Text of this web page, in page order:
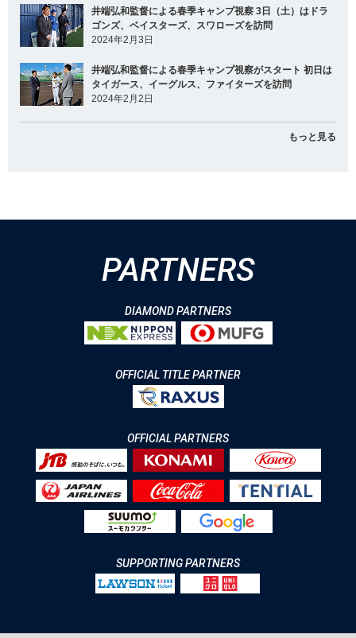
井端弘和監督による春季キャンプ視察 3日（土）はドラ
ゴンズ、ベイスターズ、スワローズを訪問
2024年2月3日
井端弘和監督による春季キャンプ視察がスタート 初日は
タイガース、イーグルス、ファイターズを訪問
2024年2月2日
もっと見る
PARTNERS
DIAMOND PARTNERS
OFFICIAL TITLE PARTNER
OFFICIAL PARTNERS
SUPPORTING PARTNERS